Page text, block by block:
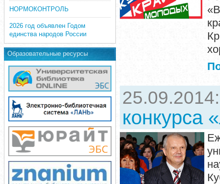
НОРМОКОНТРОЛЬ
2026 год объявлен Годом
единства народов России
Образовательные ресурсы
конкурса